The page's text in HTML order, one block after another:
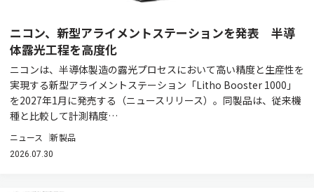
ニコン、新型アライメントステーションを発表 半導
体露光工程を高度化
ニコンは、半導体製造の露光プロセスにおいて高い精度と生産性を
実現する新型アライメントステーション「Litho Booster 1000」
を2027年1月に発売する（ニュースリリース）。同製品は、従来機
種と比較して計測精度…
ニュース 新製品
2026.07.30